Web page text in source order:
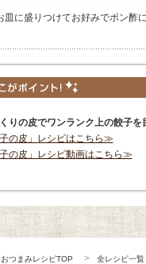
皿に盛りつけてお好みでポン酢
りの皮でワンランク上の餃子を
子の皮」レシピはこちら≫
子の皮」レシピ動画はこちら≫
つまみレシピTOP 全レシピ一覧